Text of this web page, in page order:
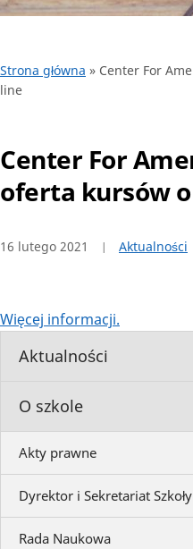
Strona główna » Center For
line
Aktualności
O szkole
Akty prawne
Dyrektor i Sekretariat Szkoły
Rada Naukowa
Center For
oferta kursów
16 lutego 2021 Aktualności
Więcej informacji.